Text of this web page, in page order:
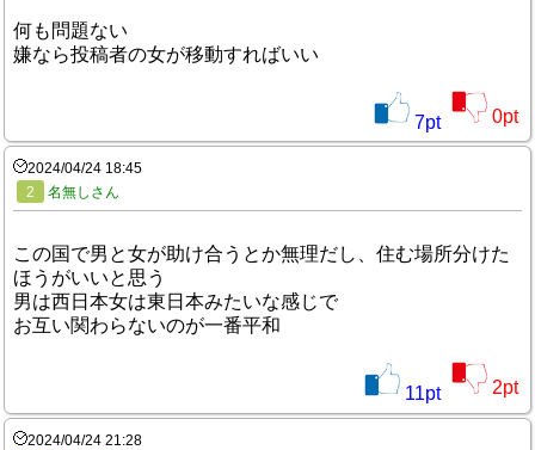
何も問題ない
嫌なら投稿者の女が移動すればいい
7pt 0pt
2024/04/24 18:45
2
名無しさん
この国で男と女が助け合うとか無理だし、住む場所分けた
ほうがいいと思う
男は西日本女は東日本みたいな感じで
お互い関わらないのが一番平和
11pt 2pt
2024/04/24 21:28